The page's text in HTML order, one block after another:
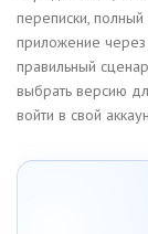
переписки,
приложение через
правильный
выбрать версию
войти в свой